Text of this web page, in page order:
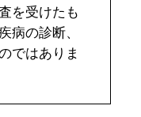
を受けたも
病の診断、
ではありま